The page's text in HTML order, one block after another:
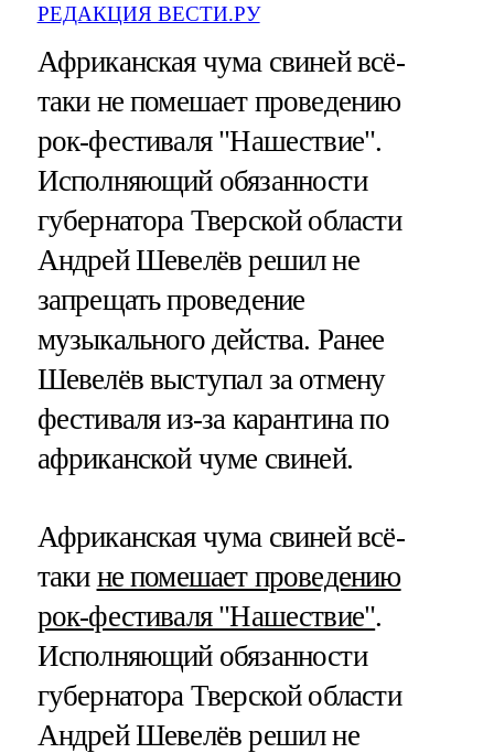
РЕДАКЦИЯ ВЕСТИ.РУ
Африканская чума свиней всё-
таки не помешает проведению
рок-фестиваля "Нашествие".
Исполняющий обязанности
губернатора Тверской области
Андрей Шевелёв решил не
запрещать проведение
музыкального действа. Ранее
Шевелёв выступал за отмену
фестиваля из-за карантина по
африканской чуме свиней.
Африканская чума свиней всё-
таки не помешает проведению
рок-фестиваля "Нашествие".
Исполняющий обязанности
губернатора Тверской области
Андрей Шевелёв решил не